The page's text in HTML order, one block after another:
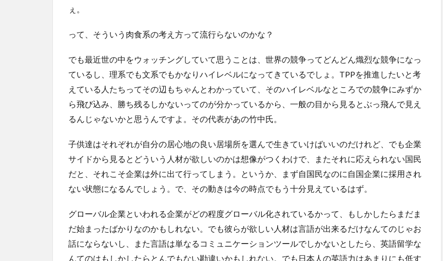
ぇ。
って、そういう肉食系の考え方って流行らないのかな？
でも最近世の中をウォッチングしていて思うことは、世界の競争ってどんどん熾烈な競争になっ
ているし、理系でも文系でもかなりハイレベルになってきているでしょ。TPPを推進したいと考
えている人たちってその辺もちゃんとわかっていて、そのハイレベルなところでの競争にみずか
ら飛び込み、勝ち残るしかないってのが分かっているから、一般の目から見るとぶっ飛んで見え
るんじゃないかと思うんですよ。その代表があの竹中氏。
子供達はそれぞれが自分の居心地の良い居場所を選んで生きていけばいいのだけれど、でも企業
サイドから見るとどういう人材が欲しいのかは想像がつくわけで、またそれに応えられない国民
だと、それこそ企業は外に出て行ってしまう。というか、まず自国民なのに自国企業に採用され
ない状態になるんでしょう。で、その動きは今の時点でもう十分見えているはず。
グローバル企業といわれる企業がどの程度グローバル化されているかって、もしかしたらまだま
だ始まったばかりなのかもしれない。でも彼らが欲しい人材は言語が出来るだけなんてのじゃお
話にならないし、また言語は単なるコミュニケーションツールでしかないとしたら、英語留学な
んてのはもしかしたらとんでもない勘違いかもしれない。でも日本人の英語力はあまりにも低す